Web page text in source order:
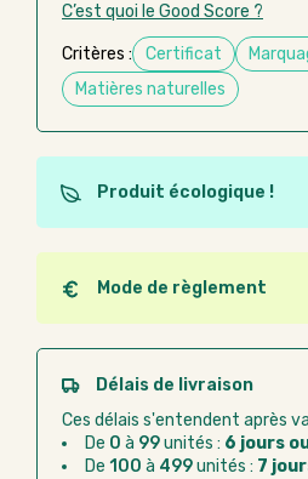
C’est quoi le Good Score ?
Critères : Certificat
Matières naturelles
Produit écologique !
Ce produit est éco-conçu, il a
matériaux recyclés ou
peuvent plus facilement
après utilisation. L'origine de
n'entre pas dans les critères
Mode de règlement
Quel que soit le mode de
passer commande en ligne sur
Paiement CB :paiement
Virement bancaire :
après la commande
Délais de livraison
Ces délais s'entendent après
De 0 à 99unités : 6 jours
De 100 à 499unités : 7